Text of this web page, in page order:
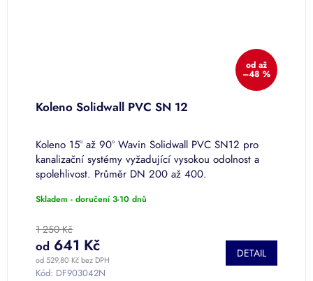
od až
–48 %
Koleno Solidwall PVC SN 12
Koleno 15° až 90° Wavin Solidwall PVC SN12 pro
kanalizační systémy vyžadující vysokou odolnost a
spolehlivost. Průměr DN 200 až 400.
Skladem - doručení 3-10 dnů
1 250 Kč
od 529,80 Kč bez DPH
od 641 Kč DETAIL
Kód: DF903042N